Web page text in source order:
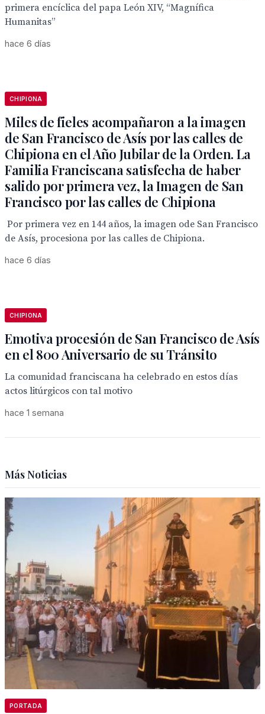
primera encíclica del papa León XIV, “Magnífica
Humanitas”
hace 6 días
CHIPIONA
Miles de fieles acompañaron a la imagen
de San Francisco de Asís por las calles de
Chipiona en el Año Jubilar de la Orden. La
Familia Franciscana satisfecha de haber
salido por primera vez, la Imagen de San
Francisco por las calles de Chipiona
Por primera vez en 144 años, la imagen ode San Francisco
de Asís, procesiona por las calles de Chipiona.
hace 6 días
CHIPIONA
Emotiva procesión de San Francisco de Asís
en el 800 Aniversario de su Tránsito
La comunidad franciscana ha celebrado en estos días
actos litúrgicos con tal motivo
hace 1 semana
Más Noticias
PORTADA